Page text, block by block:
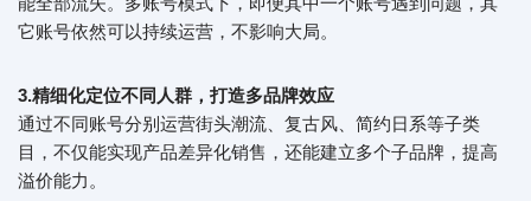
它账号依然可以持续运营，不影响大局。
3.精细化定位不同人群，打造多品牌效应
通过不同账号分别运营街头潮流、复古风、简约日系等子类
目，不仅能实现产品差异化销售，还能建立多个子品牌，提高
溢价能力。